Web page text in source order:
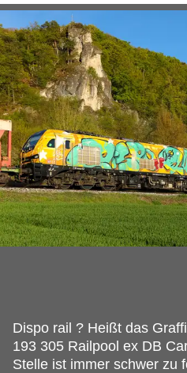
Dispo rail ? Heißt das
193 305 Railpool ex DB
Stelle ist immer schwer zu